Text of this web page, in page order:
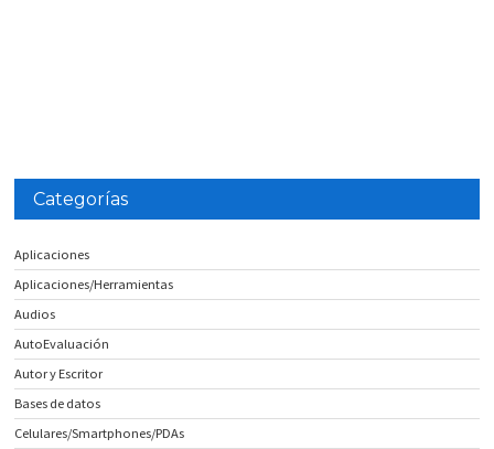
Categorías
Aplicaciones
Aplicaciones/Herramientas
Audios
AutoEvaluación
Autor y Escritor
Bases de datos
Celulares/Smartphones/PDAs